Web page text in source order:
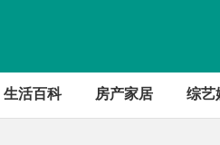
生活百科 房产家居 综艺